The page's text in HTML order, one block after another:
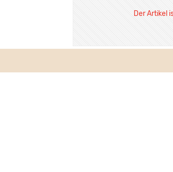
Der Artikel